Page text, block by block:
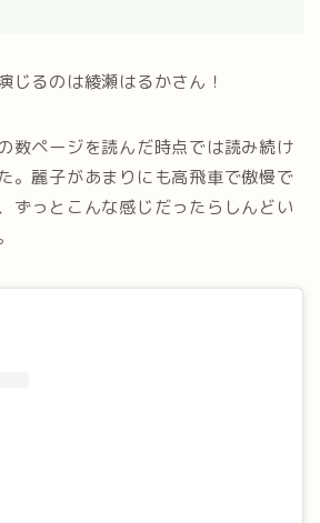
じるのは綾瀬はるかさん！
数ページを読んだ時点では読み続け
。麗子があまりにも高飛車で傲慢で
ずっとこんな感じだったらしんどい